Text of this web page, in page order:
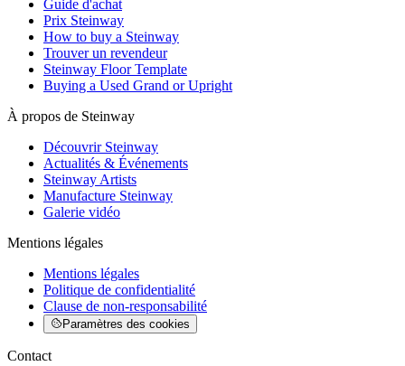
Guide d'achat
Prix Steinway
How to buy a Steinway
Trouver un revendeur
Steinway Floor Template
Buying a Used Grand or Upright
À propos de Steinway
Découvrir Steinway
Actualités & Événements
Steinway Artists
Manufacture Steinway
Galerie vidéo
Mentions légales
Mentions légales
Politique de confidentialité
Clause de non-responsabilité
Paramètres des cookies
Contact